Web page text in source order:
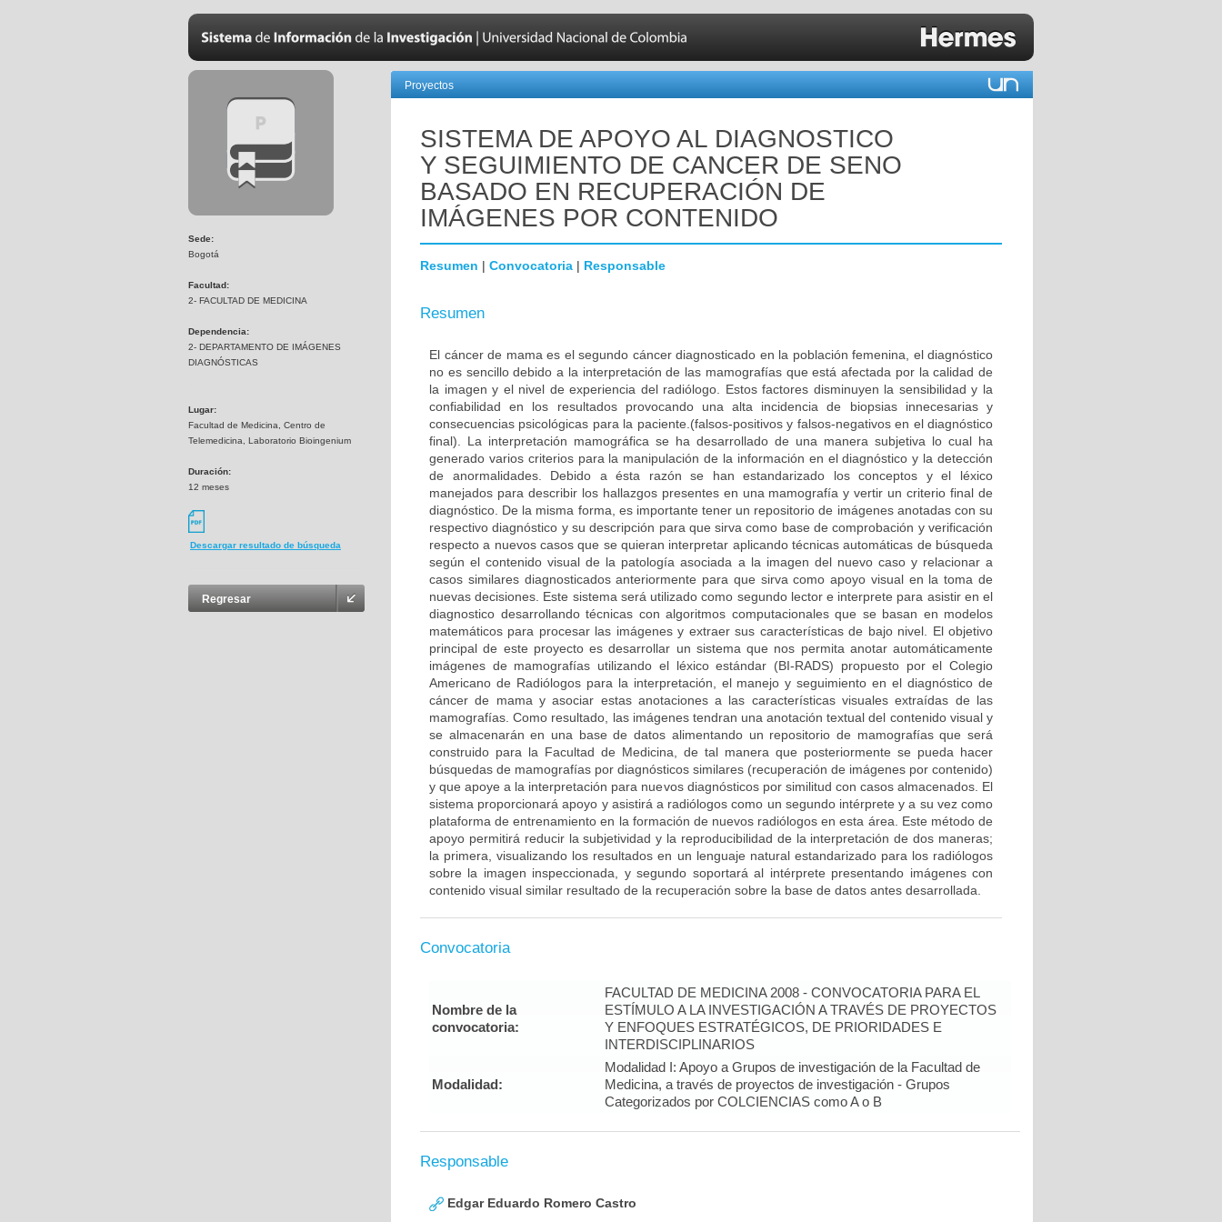
Sede:
Bogotá
Facultad:
2- FACULTAD DE MEDICINA
Dependencia:
2- DEPARTAMENTO DE IMÁGENES
DIAGNÓSTICAS
Lugar:
Facultad de Medicina, Centro de
Telemedicina, Laboratorio Bioingenium
Duración:
12 meses
Descargar resultado de búsqueda
Regresar
Proyectos
SISTEMA DE APOYO AL DIAGNOSTICO
Y SEGUIMIENTO DE CANCER DE SENO
BASADO EN RECUPERACIÓN DE
IMÁGENES POR CONTENIDO
Resumen | Convocatoria | Responsable
Resumen
El cáncer de mama es el segundo cáncer diagnosticado en la población femenina, el diagnóstico
no es sencillo debido a la interpretación de las mamografías que está afectada por la calidad de
la imagen y el nivel de experiencia del radiólogo. Estos factores disminuyen la sensibilidad y la
confiabilidad en los resultados provocando una alta incidencia de biopsias innecesarias y
consecuencias psicológicas para la paciente.(falsos-positivos y falsos-negativos en el diagnóstico
final). La interpretación mamográfica se ha desarrollado de una manera subjetiva lo cual ha
generado varios criterios para la manipulación de la información en el diagnóstico y la detección
de anormalidades. Debido a ésta razón se han estandarizado los conceptos y el léxico
manejados para describir los hallazgos presentes en una mamografía y vertir un criterio final de
diagnóstico. De la misma forma, es importante tener un repositorio de imágenes anotadas con su
respectivo diagnóstico y su descripción para que sirva como base de comprobación y verificación
respecto a nuevos casos que se quieran interpretar aplicando técnicas automáticas de búsqueda
según el contenido visual de la patología asociada a la imagen del nuevo caso y relacionar a
casos similares diagnosticados anteriormente para que sirva como apoyo visual en la toma de
nuevas decisiones. Este sistema será utilizado como segundo lector e interprete para asistir en el
diagnostico desarrollando técnicas con algoritmos computacionales que se basan en modelos
matemáticos para procesar las imágenes y extraer sus características de bajo nivel. El objetivo
principal de este proyecto es desarrollar un sistema que nos permita anotar automáticamente
imágenes de mamografías utilizando el léxico estándar (BI-RADS) propuesto por el Colegio
Americano de Radiólogos para la interpretación, el manejo y seguimiento en el diagnóstico de
cáncer de mama y asociar estas anotaciones a las características visuales extraídas de las
mamografías. Como resultado, las imágenes tendran una anotación textual del contenido visual y
se almacenarán en una base de datos alimentando un repositorio de mamografías que será
construido para la Facultad de Medicina, de tal manera que posteriormente se pueda hacer
búsquedas de mamografías por diagnósticos similares (recuperación de imágenes por contenido)
y que apoye a la interpretación para nuevos diagnósticos por similitud con casos almacenados. El
sistema proporcionará apoyo y asistirá a radiólogos como un segundo intérprete y a su vez como
plataforma de entrenamiento en la formación de nuevos radiólogos en esta área. Este método de
apoyo permitirá reducir la subjetividad y la reproducibilidad de la interpretación de dos maneras;
la primera, visualizando los resultados en un lenguaje natural estandarizado para los radiólogos
sobre la imagen inspeccionada, y segundo soportará al intérprete presentando imágenes con
contenido visual similar resultado de la recuperación sobre la base de datos antes desarrollada.
Convocatoria
Nombre de la
convocatoria:
FACULTAD DE MEDICINA 2008 - CONVOCATORIA PARA EL
ESTÍMULO A LA INVESTIGACIÓN A TRAVÉS DE PROYECTOS
Y ENFOQUES ESTRATÉGICOS, DE PRIORIDADES E
INTERDISCIPLINARIOS
Modalidad:
Modalidad I: Apoyo a Grupos de investigación de la Facultad de
Medicina, a través de proyectos de investigación - Grupos
Categorizados por COLCIENCIAS como A o B
Responsable
Edgar Eduardo Romero Castro